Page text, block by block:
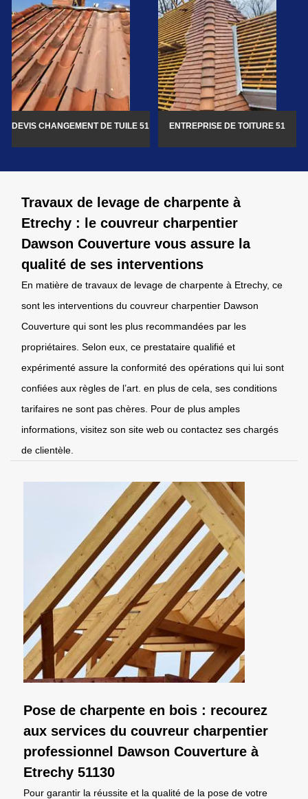
DEVIS CHANGEMENT DE TUILE 51 ENTREPRISE DE TOITURE 51
Travaux de levage de charpente à
Etrechy : le couvreur charpentier
Dawson Couverture vous assure la
qualité de ses interventions
En matière de travaux de levage de charpente à Etrechy, ce
sont les interventions du couvreur charpentier Dawson
Couverture qui sont les plus recommandées par les
propriétaires. Selon eux, ce prestataire qualifié et
expérimenté assure la conformité des opérations qui lui sont
confiées aux règles de l’art. en plus de cela, ses conditions
tarifaires ne sont pas chères. Pour de plus amples
informations, visitez son site web ou contactez ses chargés
de clientèle.
Pose de charpente en bois : recourez
aux services du couvreur charpentier
professionnel Dawson Couverture à
Etrechy 51130
Pour garantir la réussite et la qualité de la pose de votre